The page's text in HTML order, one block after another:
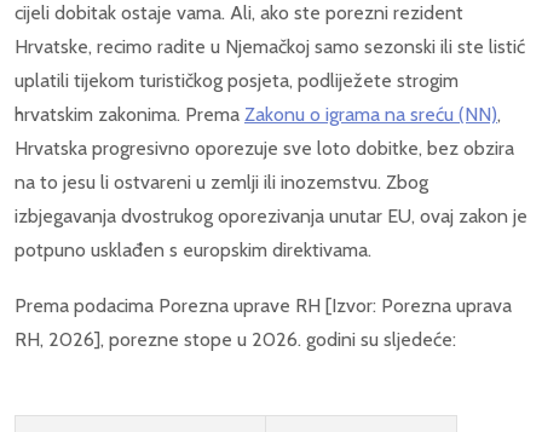
cijeli dobitak ostaje vama. Ali, ako ste porezni rezident
Hrvatske, recimo radite u Njemačkoj samo sezonski ili ste listić
uplatili tijekom turističkog posjeta, podliježete strogim
hrvatskim zakonima. Prema Zakonu o igrama na sreću (NN),
Hrvatska progresivno oporezuje sve loto dobitke, bez obzira
na to jesu li ostvareni u zemlji ili inozemstvu. Zbog
izbjegavanja dvostrukog oporezivanja unutar EU, ovaj zakon je
potpuno usklađen s europskim direktivama.
Prema podacima Porezna uprave RH [Izvor: Porezna uprava
RH, 2026], porezne stope u 2026. godini su sljedeće: